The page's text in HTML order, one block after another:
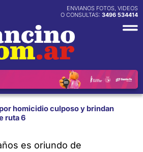
ENVIANOS FOTOS, VIDEOS
O CONSULTAS: 3496 534414
homicidio culposo y brindan
ruta 6
es oriundo de